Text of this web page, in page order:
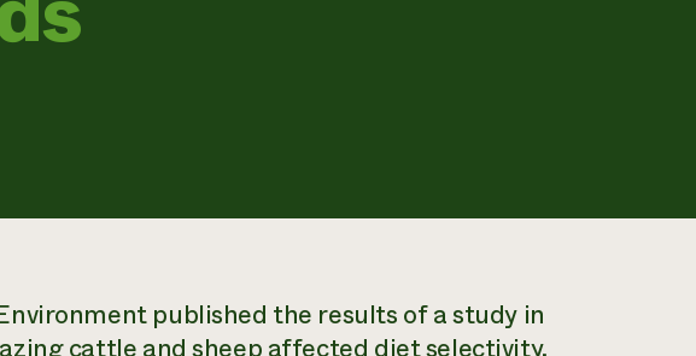
published the results of a study in